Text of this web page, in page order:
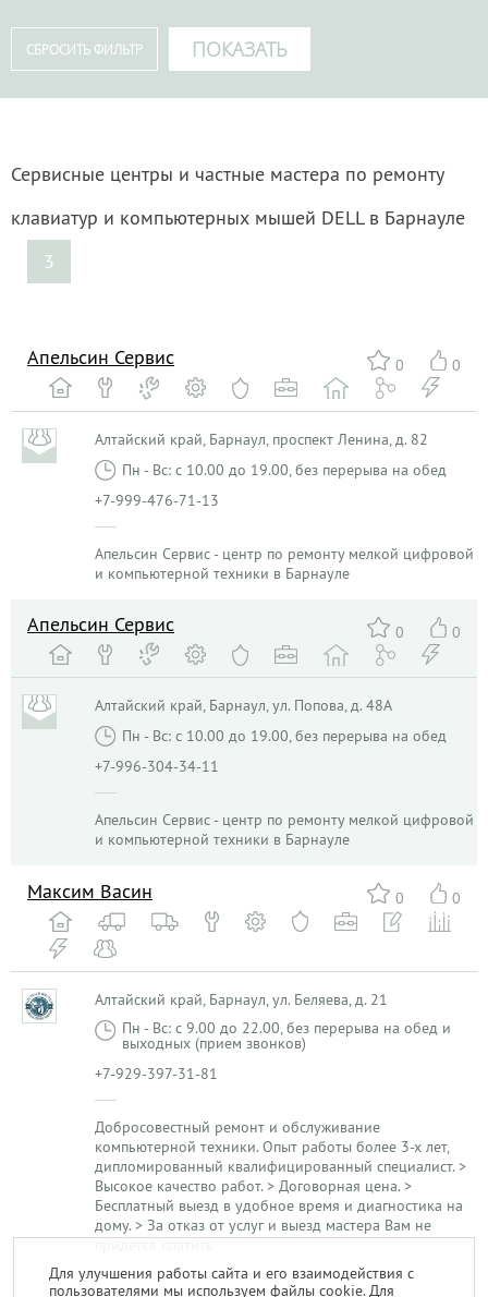
Сервисные центры и частные мастера по ремонту
клавиатур и компьютерных мышей DELL в Барнауле
3
0 0
Апельсин Сервис
Алтайский край, Барнаул, проспект Ленина, д. 82
Пн - Вс: с 10.00 до 19.00, без перерыва на обед
+7-999-476-71-13
Апельсин Сервис - центр по ремонту мелкой цифровой
и компьютерной техники в Барнауле
0 0
Апельсин Сервис
Алтайский край, Барнаул, ул. Попова, д. 48А
Пн - Вс: с 10.00 до 19.00, без перерыва на обед
+7-996-304-34-11
Апельсин Сервис - центр по ремонту мелкой цифровой
и компьютерной техники в Барнауле
0 0
Максим Васин
Алтайский край, Барнаул, ул. Беляева, д. 21
Пн - Вс: с 9.00 до 22.00, без перерыва на обед и
выходных (прием звонков)
+7-929-397-31-81
Добросовестный ремонт и обслуживание
компьютерной техники. Опыт работы более 3-х лет,
дипломированный квалифицированный специалист. >
Высокое качество работ. > Договорная цена. >
Бесплатный выезд в удобное время и диагностика на
дому. > За отказ от услуг и выезд мастера Вам не
Для улучшения работы сайта и его взаимодействия с
пользователями мы используем файлы cookie. Для